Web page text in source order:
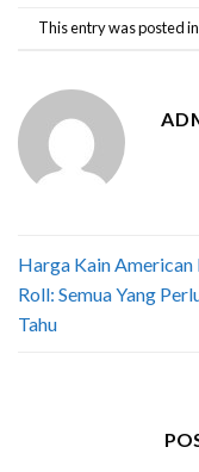
This entry was posted in
Harga Kain
Roll: Semua Yang
Tahu